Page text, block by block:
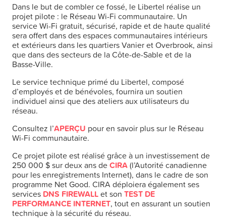
Dans le but de combler ce fossé, le Libertel réalise un
projet pilote : le Réseau Wi-Fi communautaire. Un
service Wi-Fi gratuit, sécurisé, rapide et de haute qualité
sera offert dans des espaces communautaires intérieurs
et extérieurs dans les quartiers Vanier et Overbrook, ainsi
que dans des secteurs de la Côte-de-Sable et de la
Basse-Ville.
Le service technique primé du Libertel, composé
d’employés et de bénévoles, fournira un soutien
individuel ainsi que des ateliers aux utilisateurs du
réseau.
Consultez l’APERÇU pour en savoir plus sur le Réseau
Wi-Fi communautaire.
Ce projet pilote est réalisé grâce à un investissement de
250 000 $ sur deux ans deCIRA(l’Autorité canadienne
pour les enregistrements Internet), dans le cadre de son
programme Net Good. CIRA déploiera également ses
services DNS FIREWALLet son TEST DE
PERFORMANCE INTERNET, tout en assurant un soutien
technique à la sécurité du réseau.